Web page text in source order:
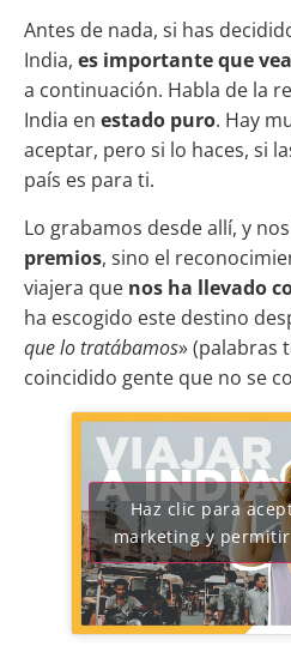
Antes de nada, si has
India, es importante que
a continuación. Habla de la
India en estado puro. Hay
aceptar, pero si lo haces, si
país es para ti.
Lo grabamos desde allí, y
premios, sino el
viajera que nos ha llevado
ha escogido este destino
que lo tratábamos» (palabras
coincidido gente que no se
Haz clic para
marketing y